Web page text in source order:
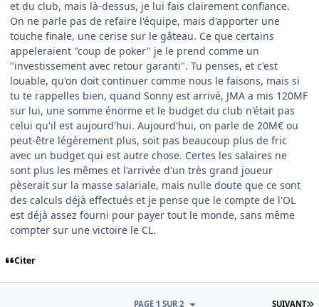
et du club, mais là-dessus, je lui fais clairement confiance.
On ne parle pas de refaire l'équipe, mais d'apporter une
touche finale, une cerise sur le gâteau. Ce que certains
appeleraient "coup de poker" je le prend comme un
"investissement avec retour garanti". Tu penses, et c'est
louable, qu'on doit continuer comme nous le faisons, mais si
tu te rappelles bien, quand Sonny est arrivé, JMA a mis 120MF
sur lui, une somme énorme et le budget du club n'était pas
celui qu'il est aujourd'hui. Aujourd'hui, on parle de 20M€ ou
peut-être légèrement plus, soit pas beaucoup plus de fric
avec un budget qui est autre chose. Certes les salaires ne
sont plus les mêmes et l'arrivée d'un très grand joueur
pèserait sur la masse salariale, mais nulle doute que ce sont
des calculs déjà effectués et je pense que le compte de l'OL
est déjà assez fourni pour payer tout le monde, sans même
compter sur une victoire le CL.
Citer
SUIVANT
PAGE 1 SUR 2